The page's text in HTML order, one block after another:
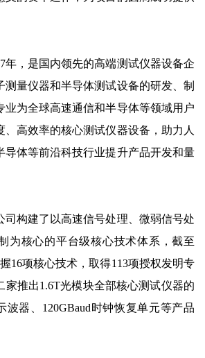
年，是国内领先的高端测试仪器设备企
测量仪器和半导体测试设备的研发、制
业为全球高速通信和半导体等领域用户
、高效率的核心测试仪器设备，助力人
导体等前沿科技行业提升产品开发和量
司构建了以高速信号处理、微弱信号处
为核心的平台级核心技术体系，截至
16项核心技术，取得113项授权发明专
家推出1.6T光模块全部核心测试仪器的
波器、120GBaud时钟恢复单元等产品